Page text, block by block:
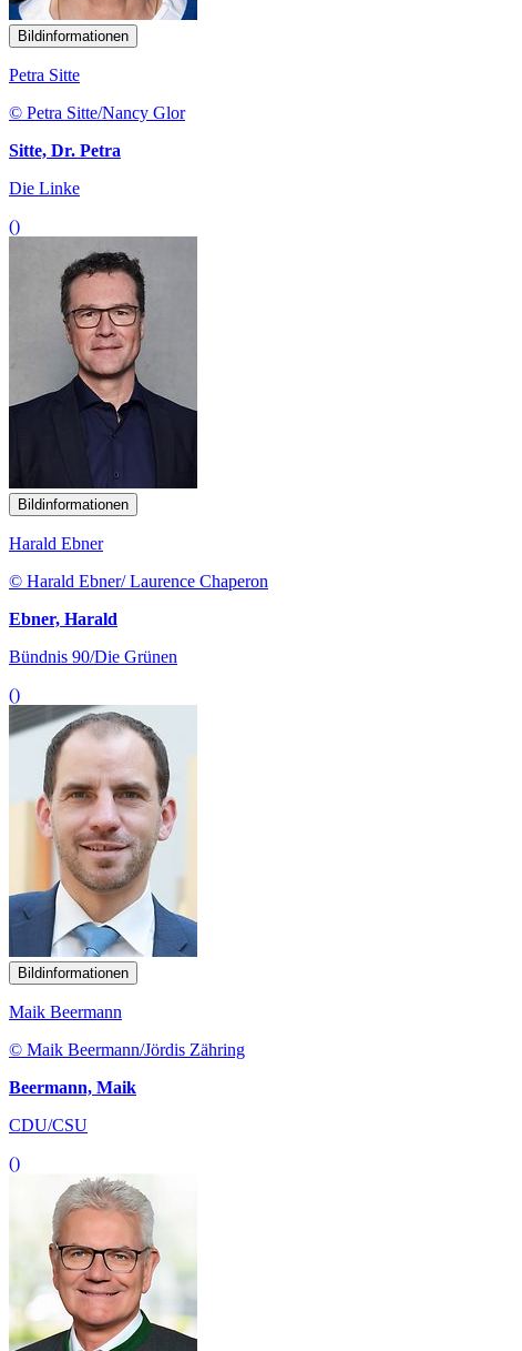
Bildinformationen
Petra Sitte
© Petra Sitte/Nancy Glor
Sitte, Dr. Petra
Die Linke
()
Bildinformationen
Harald Ebner
© Harald Ebner/ Laurence Chaperon
Ebner, Harald
Bündnis 90/Die Grünen
()
Bildinformationen
Maik Beermann
© Maik Beermann/Jördis Zähring
Beermann, Maik
CDU/CSU
()